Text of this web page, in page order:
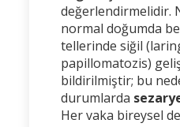
değerlendirmelidir.
normal doğumda
tellerinde siğil
papillomatozis)
bildirilmiştir; bu
durumlarda
Her vaka bireysel